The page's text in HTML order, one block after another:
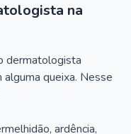
na
dermatologista
queixa. Nesse
ardência,